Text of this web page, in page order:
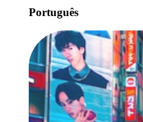
Português